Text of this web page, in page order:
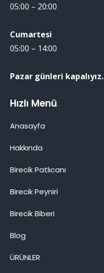
05:00 – 20:00
Cumartesi
05:00 – 14:00
Pazar günleri kapalıyız.
Hızlı Menü.
Anasayfa
Hakkında
Birecik Patlıcanı
Birecik Peyniri
Birecik Biberi
Blog
ÜRÜNLER